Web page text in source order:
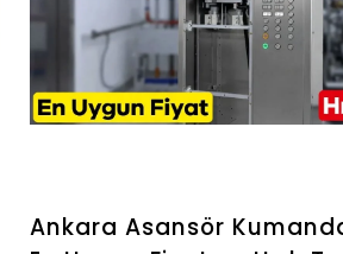
Ankara Asansör